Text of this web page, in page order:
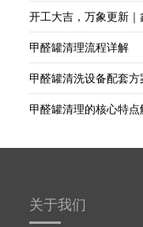
开工大吉，万象更新｜
甲醛罐清理流程详解
甲醛罐清洗设备配套方
甲醛罐清理的核心特点
关于我们